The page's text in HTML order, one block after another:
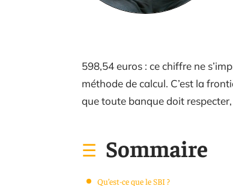
598,54 euros : ce chiffre ne
méthode de calcul. C’est la
que toute banque doit
Sommaire
Qu’est-ce que le SBI ?